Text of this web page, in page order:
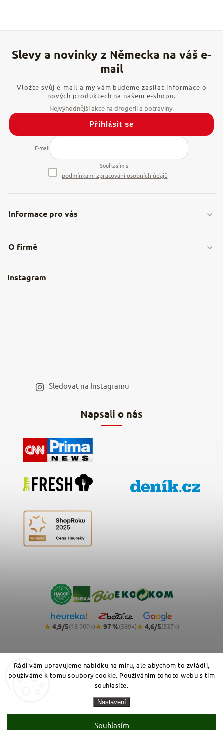
Rádi vám upravujeme nabídku na míru, ale abychom to zvládli,
používáme k tomu soubory cookie. Používáním tohoto webu s tím
souhlasíte.
Nastavení
Souhlasím
Informace pro vás
Obchodní podmínky
Nejčastější dotazy
Vložte svůj e-mail a my vám budeme zasílat informace o
nových produktech na našem e-shopu.
E-mail
Souhlasím s
podmínkami zpracování osobních údajů
Přihlásit se
Napsali o nás
Instagram
Sledovat na Instagramu
O firmě
Hodnocení obchodu
★4,9/5(18 909×)★97 %(589×)★4,6/5(537×)
NemeckyEshop.cz - kvalitní německá drogerie,
. Všechna práva vyhrazena.